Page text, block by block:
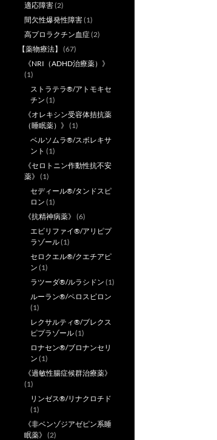
適応障害(2)
間欠性爆発性障害(1)
高プロラクチン血症(2)
【薬物療法】
(67)
《NRI（ADHD治療薬）》
(1)
ストラテラ®/アトモキセ
チン (1)
《オレキシン受容体拮抗薬
（睡眠薬）》 (1)
ベルソムラ®/スボレキサ
ント (1)
《セロトニン作動性抗不安
薬》 (1)
セディール®/タンドスピ
ロン (1)
《抗精神病薬》 (6)
エビリファイ®/アリピプ
ラゾール(1)
セロクエル®/クエチアピ
ン (1)
ラツーダ®/ルラシドン (1)
ルーラン®/ペロスピロン
(1)
レクサルティ®/ブレクス
ピプラゾール(1)
ロナセン®/ブロナンセリ
ン (1)
《過敏性腸症候群治療薬》
(1)
リンゼス®/リナクロチド
(1)
《非ベンゾジアゼピン系睡
眠薬》 (2)